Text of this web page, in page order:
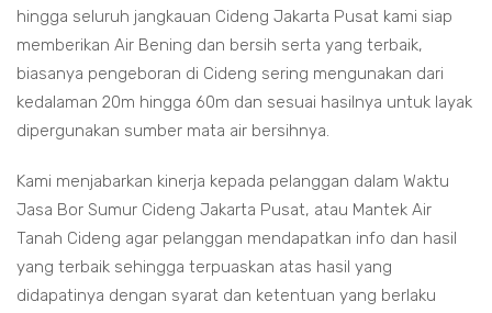
hingga seluruh jangkauan Cideng Jakarta Pusat kami siap
memberikan Air Bening dan bersih serta yang terbaik,
biasanya pengeboran di Cideng sering mengunakan dari
kedalaman 20m hingga 60m dan sesuai hasilnya untuk layak
dipergunakan sumber mata air bersihnya.
Kami menjabarkan kinerja kepada pelanggan dalam Waktu
Jasa Bor Sumur Cideng Jakarta Pusat, atau Mantek Air
Tanah Cideng agar pelanggan mendapatkan info dan hasil
yang terbaik sehingga terpuaskan atas hasil yang
didapatinya dengan syarat dan ketentuan yang berlaku